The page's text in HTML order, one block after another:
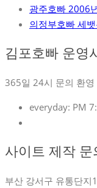
광주호빠 2006
의정부호빠 세
김포호빠 운영
365일 24시 문의 환영
everyday: PM
사이트 제작 문
부산 강서구 유통단